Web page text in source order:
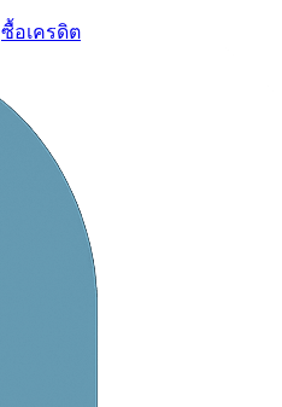
ซื้อเครดิต